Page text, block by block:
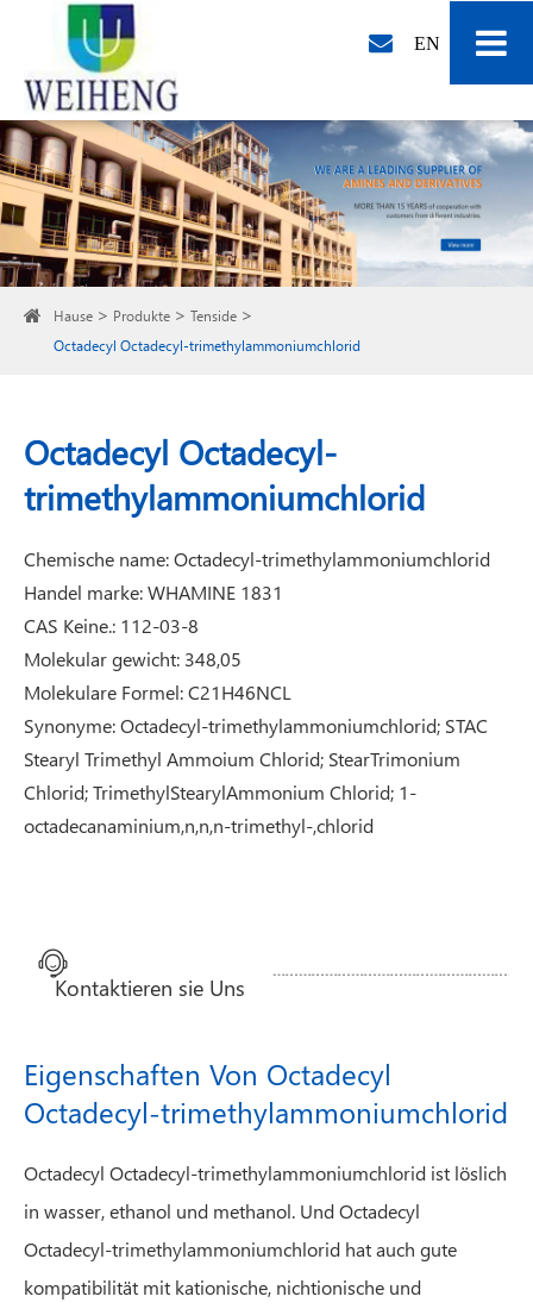
EN
Hause Produkte
Tenside
Octadecyl Octadecyl-trimethylammoniumchlorid
Octadecyl Octadecyl-
trimethylammoniumchlorid
Chemische name: Octadecyl-trimethylammoniumchlorid
Handel marke: WHAMINE 1831
CAS Keine.: 112-03-8
Molekular gewicht: 348,05
Molekulare Formel: C21H46NCL
Synonyme: Octadecyl-trimethylammoniumchlorid; STAC
Stearyl Trimethyl Ammoium Chlorid; StearTrimonium
Chlorid; TrimethylStearylAmmonium Chlorid; 1-
octadecanaminium,n,n,n-trimethyl-,chlorid
Kontaktieren sie Uns
Eigenschaften Von Octadecyl
Octadecyl-trimethylammoniumchlorid
Octadecyl Octadecyl-trimethylammoniumchlorid ist löslich
in wasser, ethanol und methanol. Und Octadecyl
Octadecyl-trimethylammoniumchlorid hat auch gute
kompatibilität mit kationische, nichtionische und